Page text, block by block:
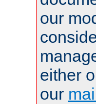
our
either
our